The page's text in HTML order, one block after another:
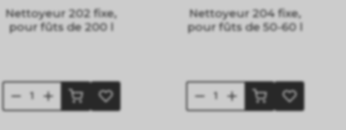
Nettoyeur 202 fixe,
pour fûts de 200 l
Nettoyeur 204 fixe,
pour fûts de 50-60 l